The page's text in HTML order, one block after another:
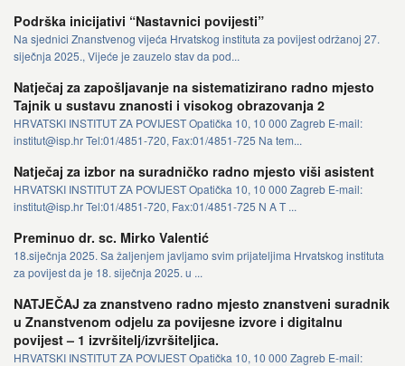
Podrška inicijativi “Nastavnici povijesti”
Na sjednici Znanstvenog vijeća Hrvatskog instituta za povijest održanoj 27.
siječnja 2025., Vijeće je zauzelo stav da pod...
Natječaj za zapošljavanje na sistematizirano radno mjesto
Tajnik u sustavu znanosti i visokog obrazovanja 2
HRVATSKI INSTITUT ZA POVIJEST Opatička 10, 10 000 Zagreb E-mail:
institut@isp.hr Tel:01/4851-720, Fax:01/4851-725 Na tem...
Natječaj za izbor na suradničko radno mjesto viši asistent
HRVATSKI INSTITUT ZA POVIJEST Opatička 10, 10 000 Zagreb E-mail:
institut@isp.hr Tel:01/4851-720, Fax:01/4851-725 N A T ...
Preminuo dr. sc. Mirko Valentić
18.siječnja 2025. Sa žaljenjem javljamo svim prijateljima Hrvatskog instituta
za povijest da je 18. siječnja 2025. u ...
NATJEČAJ za znanstveno radno mjesto znanstveni suradnik
u Znanstvenom odjelu za povijesne izvore i digitalnu
povijest – 1 izvršitelj/izvršiteljica.
HRVATSKI INSTITUT ZA POVIJEST Opatička 10, 10 000 Zagreb E-mail: